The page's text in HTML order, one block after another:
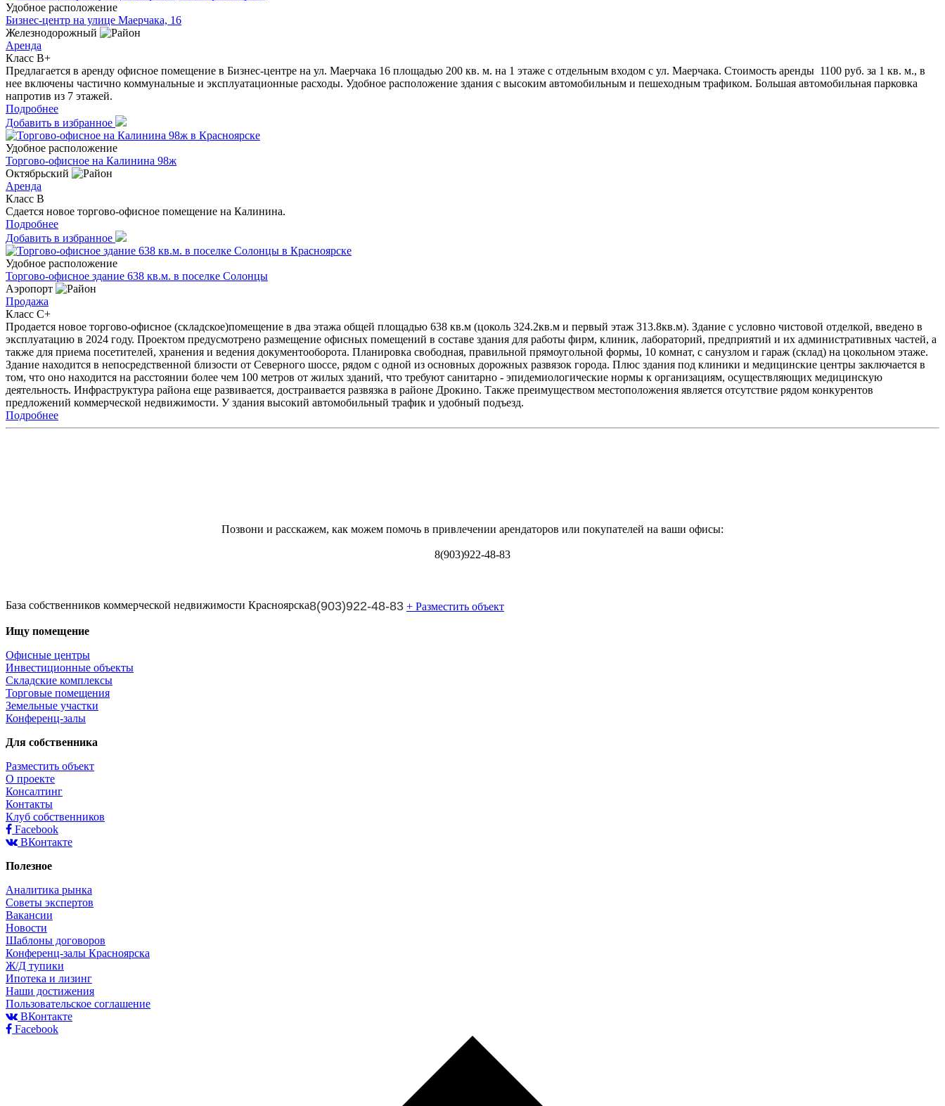
Удобное расположение
Бизнес-центр на улице Маерчака, 16
Железнодорожный
Аренда
Класс B+
Предлагается в аренду офисное помещение в Бизнес-центре на ул. Маерчака 16 площадью 200 кв. м. на 1 этаже с отдельным входом с ул. Маерчака. Стоимость аренды 1100 руб. за 1 кв. м., в
нее включены частично коммунальные и эксплуатационные расходы. Удобное расположение здания с высоким автомобильным и пешеходным трафиком. Большая автомобильная парковка
напротив из 7 этажей.
Подробнее
Добавить в избранное
Удобное расположение
Торгово-офисное на Калинина 98ж
Октябрьский
Аренда
Класс B
Сдается новое торгово-офисное помещение на Калинина.
Подробнее
Добавить в избранное
Удобное расположение
Торгово-офисное здание 638 кв.м. в поселке Солонцы
Аэропорт
Продажа
Класс C+
Продается новое торгово-офисное (складское)помещение в два этажа общей площадью 638 кв.м (цоколь 324.2кв.м и первый этаж 313.8кв.м). Здание с условно чистовой отделкой, введено в
эксплуатацию в 2024 году. Проектом предусмотрено размещение офисных помещений в составе здания для работы фирм, клиник, лабораторий, предприятий и их административных частей, а
также для приема посетителей, хранения и ведения документооборота. Планировка свободная, правильной прямоугольной формы, 10 комнат, с санузлом и гараж (склад) на цокольном этаже.
Здание находится в непосредственной близости от Северного шоссе, рядом с одной из основных дорожных развязок города. Плюс здания под клиники и медицинские центры заключается в
том, что оно находится на расстоянии более чем 100 метров от жилых зданий, что требуют санитарно - эпидемиологические нормы к организациям, осуществляющих медицинскую
деятельность. Инфраструктура района еще развивается, достраивается развязка в районе Дрокино. Также преимуществом местоположения является отсутствие рядом конкурентов
предложений коммерческой недвижимости. У здания высокий автомобильный трафик и удобный подъезд.
Подробнее
Позвони и расскажем, как можем помочь в привлечении арендаторов или покупателей на ваши офисы:
8(903)922-48-83
База собственников коммерческой недвижимости Красноярска8(903)922-48-83 + Разместить объект
Ищу помещение
Офисные центры
Инвестиционные объекты
Складские комплексы
Торговые помещения
Земельные участки
Конференц-залы
Для собственника
Разместить объект
О проекте
Консалтинг
Контакты
Клуб собственников
Facebook
ВКонтакте
Полезное
Аналитика рынка
Советы экспертов
Вакансии
Новости
Шаблоны договоров
Конференц-залы Красноярска
Ж/Д тупики
Ипотека и лизинг
Наши достижения
Пользовательское соглашение
ВКонтакте
Facebook